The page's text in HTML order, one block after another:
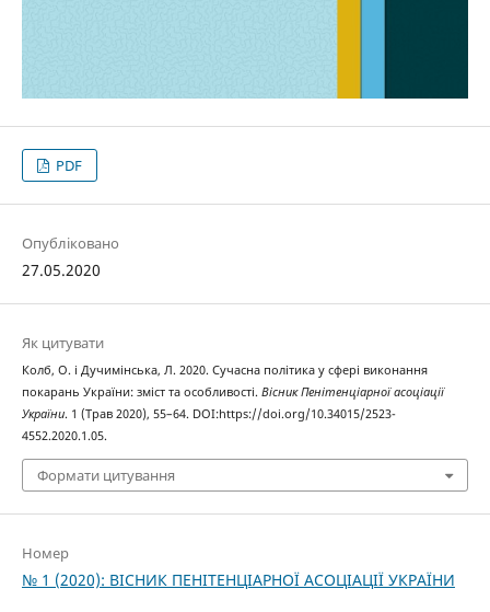
PDF
Опубліковано
27.05.2020
Як цитувати
Колб, О. і Дучимінська, Л. 2020. Сучасна політика у сфері виконання
покарань України: зміст та особливості. Вісник Пенітенціарної асоціації
України. 1 (Трав 2020), 55–64. DOI:https://doi.org/10.34015/2523-
4552.2020.1.05.
Формати цитування
Номер
№ 1 (2020): ВІСНИК ПЕНІТЕНЦІАРНОЇ АСОЦІАЦІЇ УКРАЇНИ